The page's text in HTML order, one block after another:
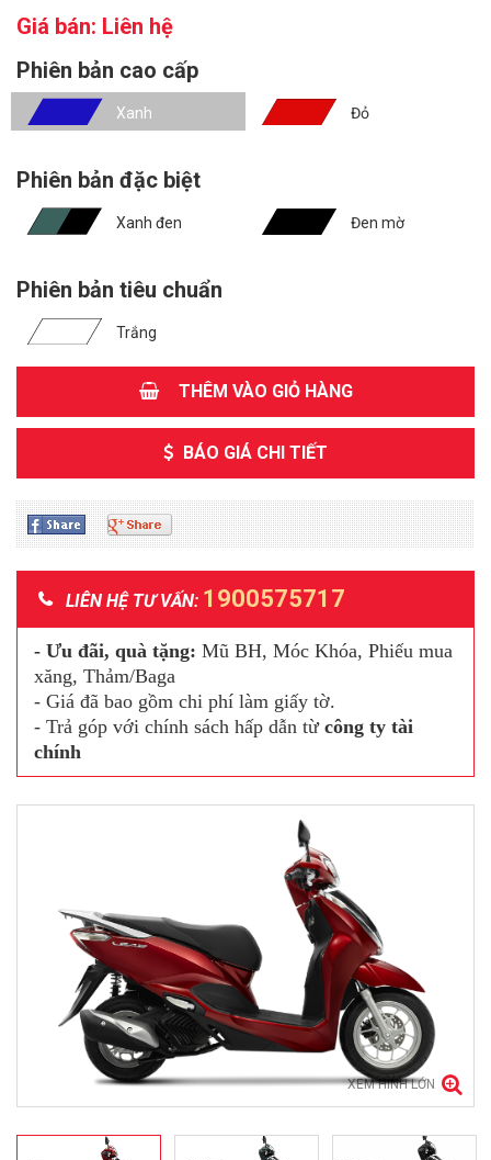
Giá bán: Liên hệ
Phiên bản cao cấp
Xanh Đỏ
Phiên bản đặc biệt
Xanh đen Đen mờ
Phiên bản tiêu chuẩn
Trắng
THÊM VÀO GIỎ HÀNG
BÁO GIÁ CHI TIẾT
LIÊN HỆ TƯ VẤN: 1900575717
- Ưu đãi, quà tặng: Mũ BH, Móc Khóa, Phiếu mua
xăng, Thảm/Baga
- Giá đã bao gồm chi phí làm giấy tờ.
- Trả góp với chính sách hấp dẫn từ công ty tài
chính
XEM HÌNH LỚN